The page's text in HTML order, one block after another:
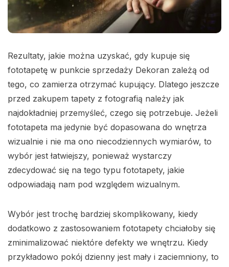
Rezultaty, jakie można uzyskać, gdy kupuje się
fototapetę w punkcie sprzedaży Dekoran zależą od
tego, co zamierza otrzymać kupujący. Dlatego jeszcze
przed zakupem tapety z fotografią należy jak
najdokładniej przemyśleć, czego się potrzebuje. Jeżeli
fototapeta ma jedynie być dopasowana do wnętrza
wizualnie i nie ma ono niecodziennych wymiarów, to
wybór jest łatwiejszy, ponieważ wystarczy
zdecydować się na tego typu fototapety, jakie
odpowiadają nam pod względem wizualnym.
Wybór jest trochę bardziej skomplikowany, kiedy
dodatkowo z zastosowaniem fototapety chciałoby się
zminimalizować niektóre defekty we wnętrzu. Kiedy
przykładowo pokój dzienny jest mały i zaciemniony, to